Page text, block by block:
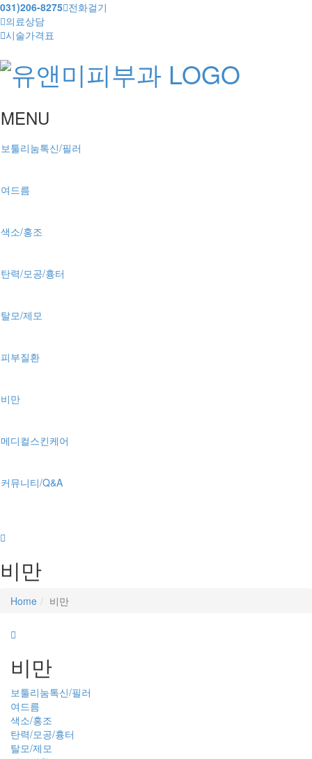
031)206-8275 전화걸기
의료상담
시술가격표
MENU
보툴리눔톡신/필러
여드름
색소/홍조
탄력/모공/흉터
탈모/제모
피부질환
비만
메디컬스킨케어
커뮤니티/Q&A
비만
Home 비만
비만
보툴리눔톡신/필러
여드름
색소/홍조
탄력/모공/흉터
탈모/제모